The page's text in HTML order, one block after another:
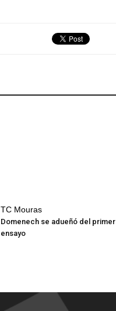
TC Mouras
Domenech se adueñó del primer
ensayo